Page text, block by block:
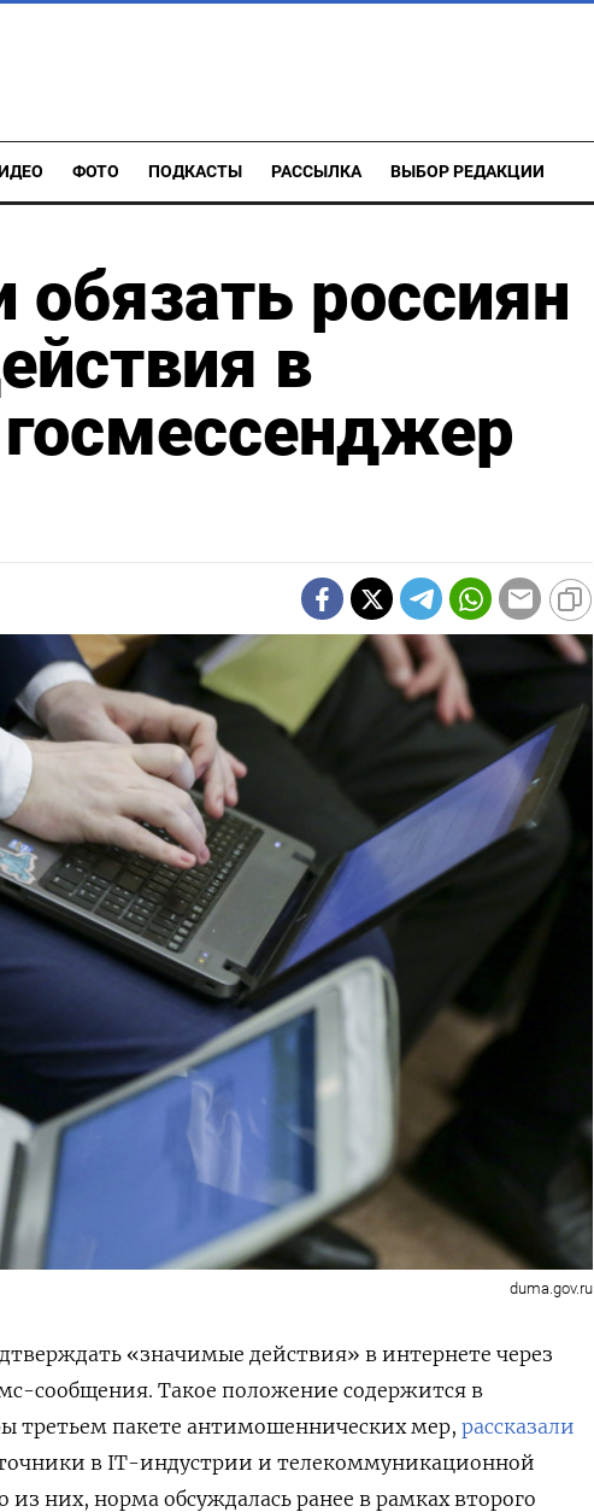
ФОТО ПОДКАСТЫ РАССЫЛКА ВЫБОР РЕДАКЦИИ
россиян
в
госмессенджер
duma.gov.ru
«значимые действия» в интернете через
сообщения. Такое положение содержится в
третьем пакете антимошеннических мер, рассказали
в IT-индустрии и телекоммуникационной
из них, норма обсуждалась ранее в рамках второго